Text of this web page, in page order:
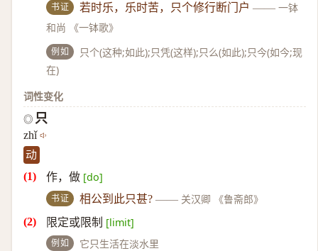
书证 若时乐，乐时苦，只个修行断门户 —— 一钵
和尚 《一钵歌》
例如
只个(这种;如此);只凭(这样);只么(如此);只今(如今;现
在)
词性变化
◎ 只
zhǐ
动
作，做 [do]
书证 相公到此只甚? —— 关汉卿 《鲁斋郎》
限定或限制 [limit]
例如
它只生活在淡水里